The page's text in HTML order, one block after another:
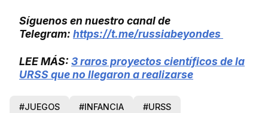
Síguenos en nuestro canal de
Telegram: https://t.me/russiabeyondes
LEE MÁS: 3 raros proyectos científicos de la
URSS que no llegaron a realizarse
#JUEGOS #INFANCIA #URSS